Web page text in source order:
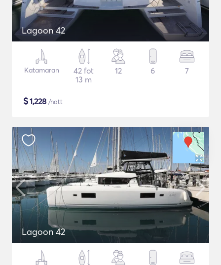
Lagoon 42
Katamaran
42 fot
13 m
12 6 7
$1,228 /natt
Lagoon 42